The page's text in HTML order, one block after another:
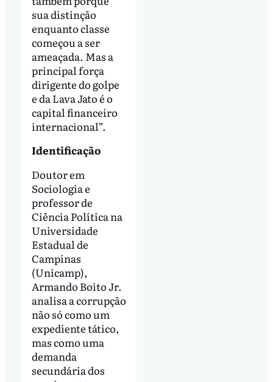
sua distinção
enquanto classe
começou a ser
ameaçada. Mas a
principal força
dirigente do golpe
e da Lava Jato é o
capital financeiro
internacional”.
Identificação
Doutor em
Sociologia e
professor de
Ciência Política na
Universidade
Estadual de
Campinas
(Unicamp),
Armando Boito Jr.
analisa a corrupção
não só como um
expediente tático,
mas como uma
demanda
secundária dos